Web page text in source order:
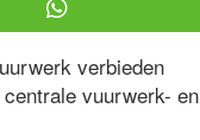
verbieden
vuurwerk- en